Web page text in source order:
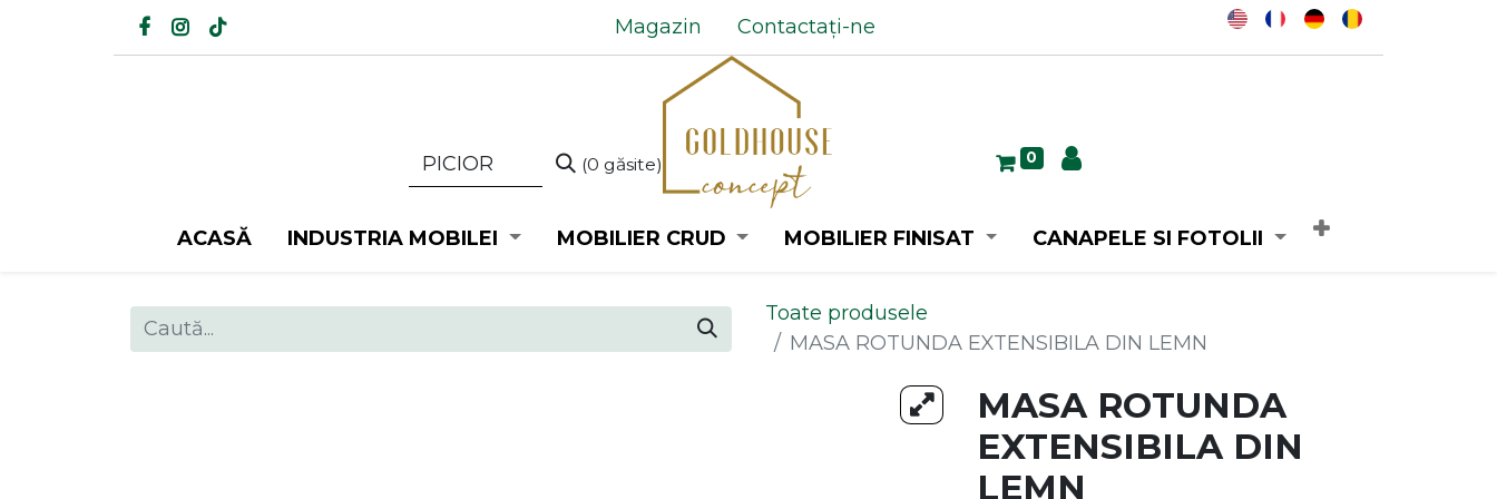
Magazin Contactați-ne
(0 găsite) 0
ACASĂ INDUSTRIA MOBILEI MOBILIER CRUD MOBILIER FINISAT CANAPELE SI FOTOLII
Toate produsele
MASA ROTUNDA EXTENSIBILA DIN LEMN
MASA ROTUNDA
EXTENSIBILA DIN
LEMN